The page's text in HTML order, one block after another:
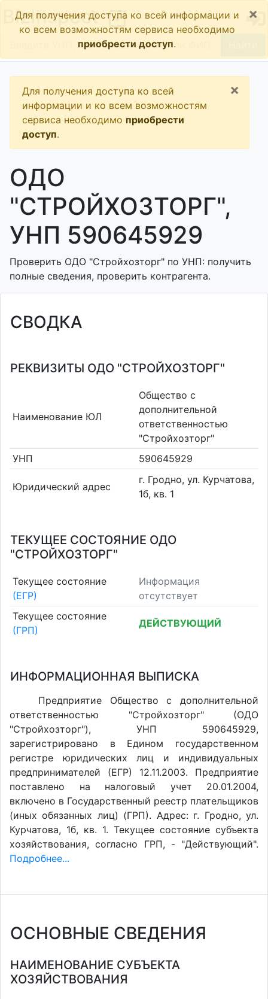
BizInspect
Для получения доступа ко всей информации и
ко всем возможностям сервиса необходимо
приобрести доступ.
×
Для получения доступа ко всей
информации и ко всем возможностям
сервиса необходимо приобрести
доступ.
×
ОДО
"СТРОЙХОЗТОРГ",
УНП 590645929
Проверить ОДО "Стройхозторг" по УНП: получить
полные сведения, проверить контрагента.
СВОДКА
РЕКВИЗИТЫ ОДО "СТРОЙХОЗТОРГ"
Наименование ЮЛ
Общество с
дополнительной
ответственностью
"Стройхозторг"
УНП
590645929
Юридический адрес
г. Гродно, ул. Курчатова,
1б, кв. 1
ТЕКУЩЕЕ СОСТОЯНИЕ ОДО
"СТРОЙХОЗТОРГ"
Текущее состояние
(ЕГР)
Информация
отсутствует
Текущее состояние
(ГРП)
ДЕЙСТВУЮЩИЙ
ИНФОРМАЦИОННАЯ ВЫПИСКА
Предприятие Общество с дополнительной
ответственностью "Стройхозторг" (ОДО
"Стройхозторг"), УНП 590645929,
зарегистрировано в Едином государственном
регистре юридических лиц и индивидуальных
предпринимателей (ЕГР) 12.11.2003. Предприятие
поставлено на налоговый учет 20.01.2004,
включено в Государственный реестр плательщиков
(иных обязанных лиц) (ГРП). Адрес: г. Гродно, ул.
Курчатова, 1б, кв. 1. Текущее состояние субъекта
хозяйствования, согласно ГРП, - "Действующий".
Подробнее...
ОСНОВНЫЕ СВЕДЕНИЯ
НАИМЕНОВАНИЕ СУБЪЕКТА
ХОЗЯЙСТВОВАНИЯ